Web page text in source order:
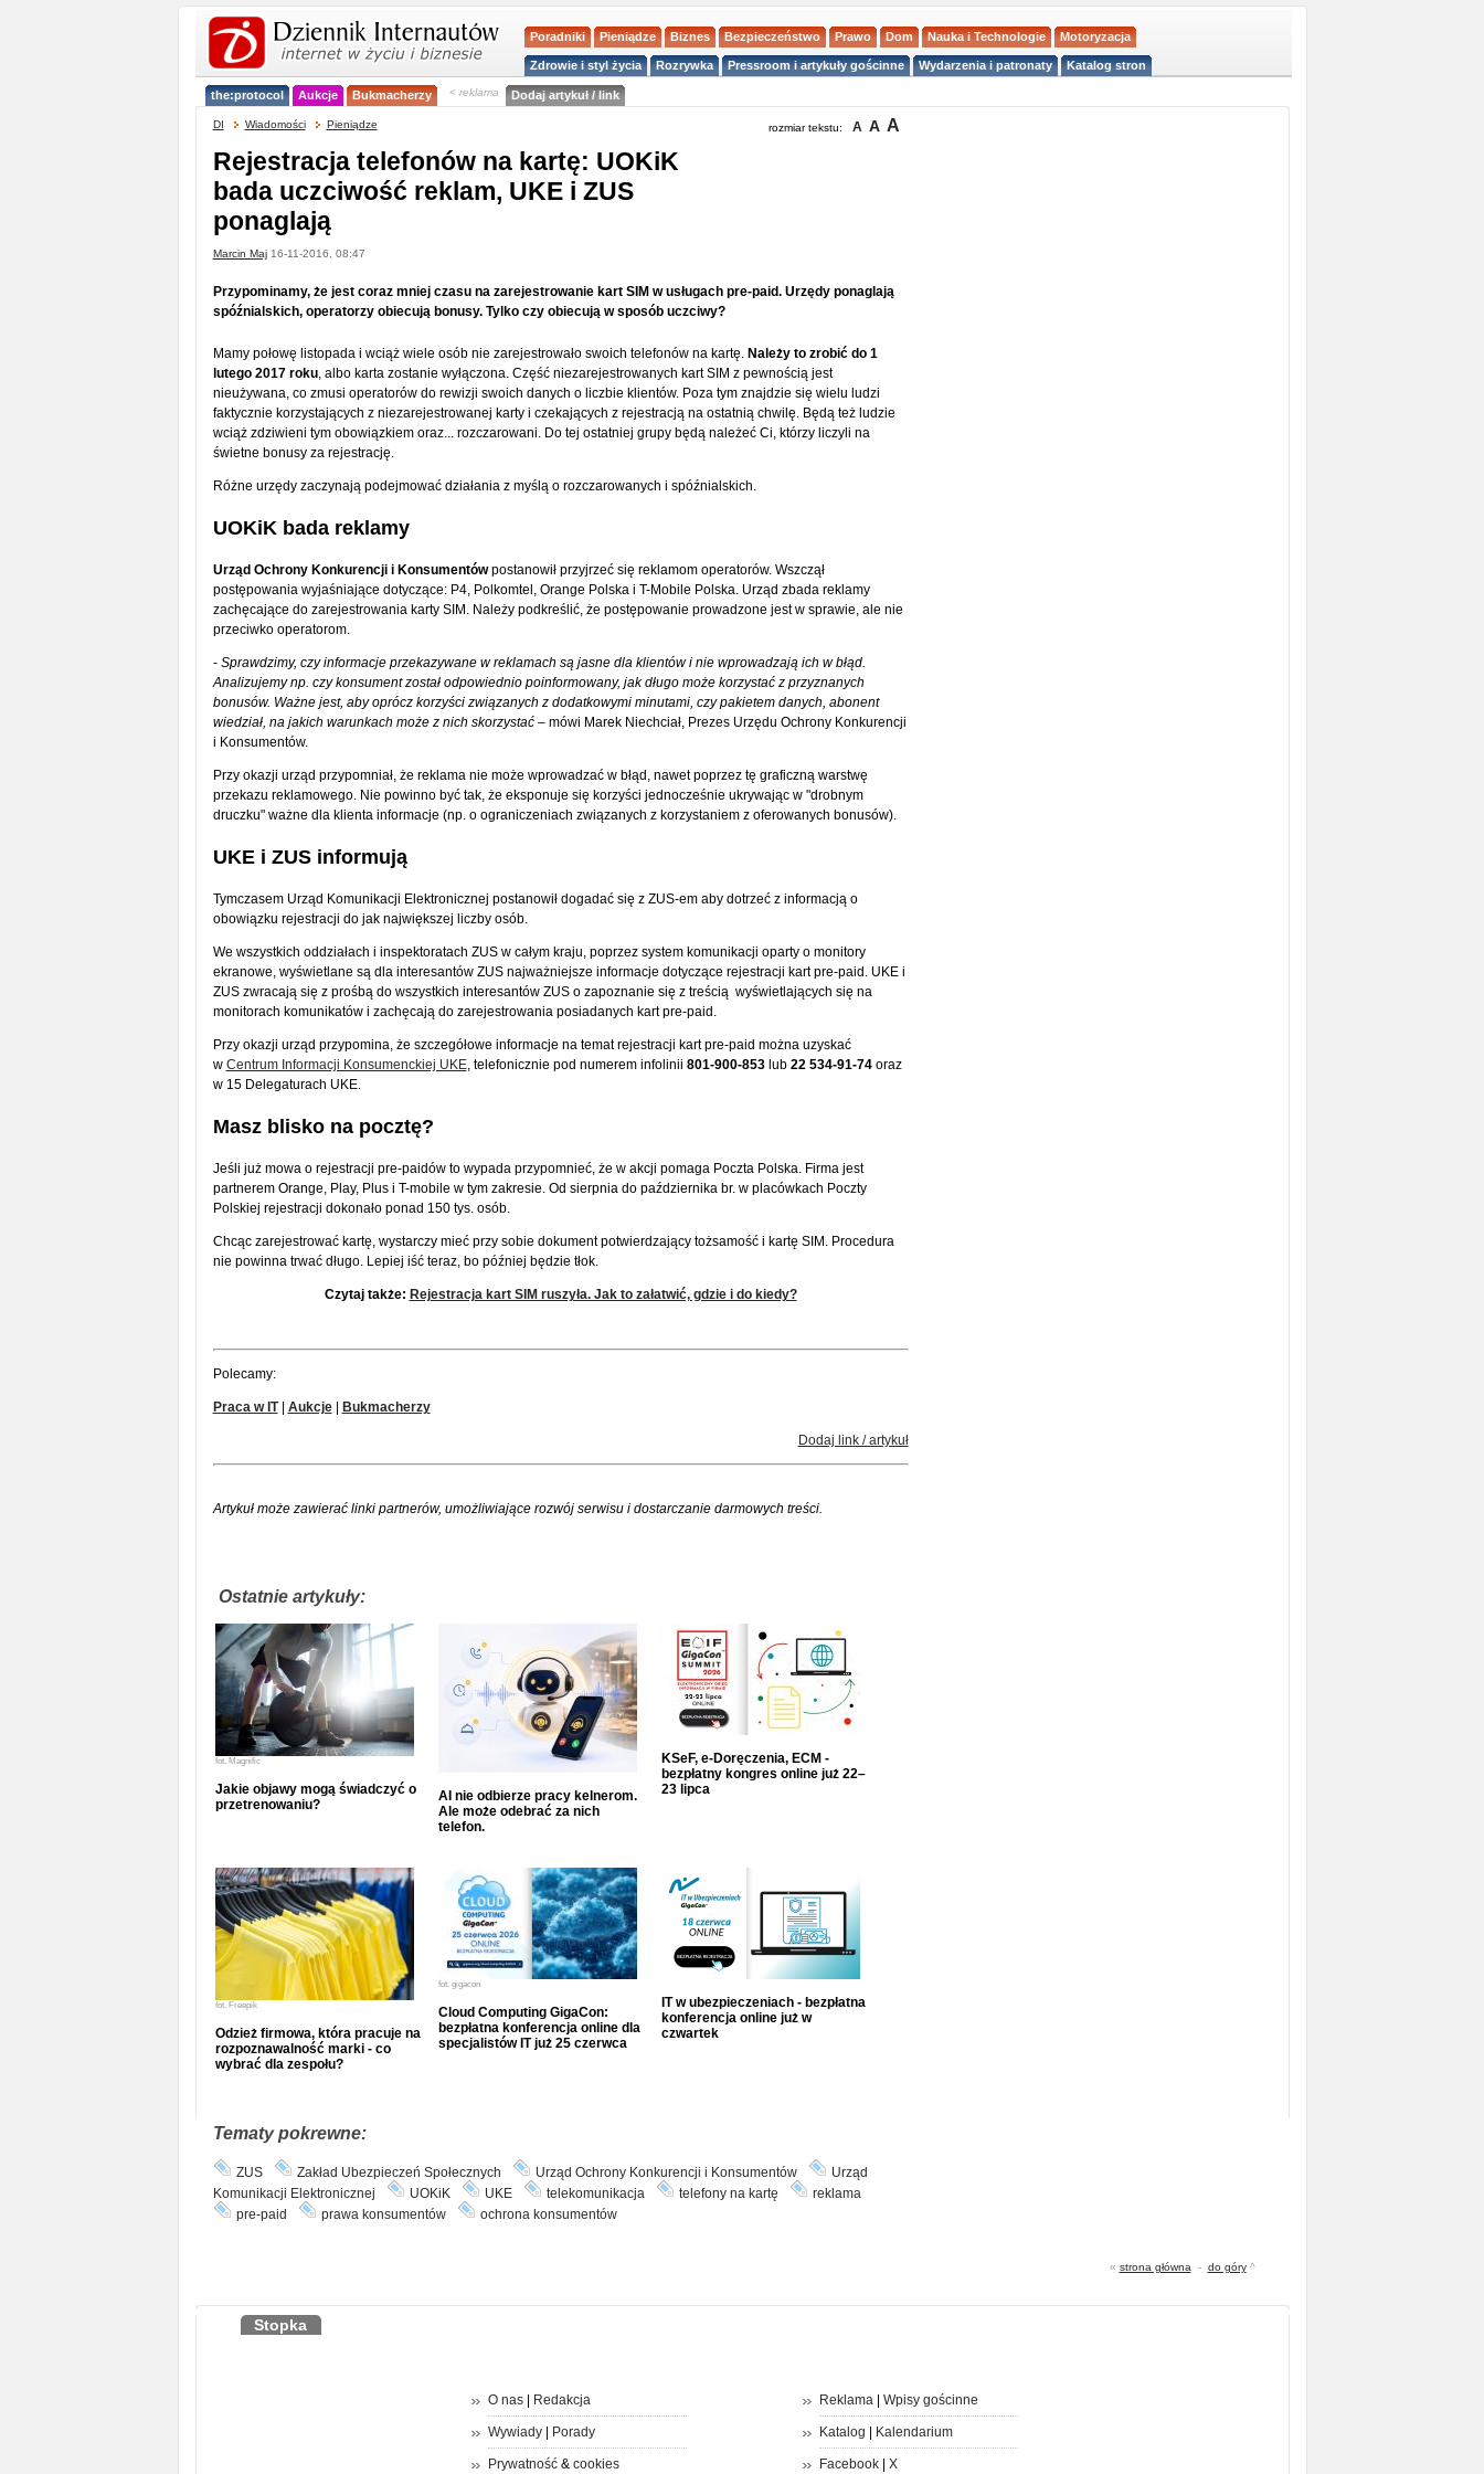
Poradniki Pieniądze Biznes Bezpieczeństwo Prawo Dom Nauka i Technologie Motoryzacja
Zdrowie i styl życia Rozrywka Pressroom i artykuły gościnne Wydarzenia i patronaty Katalog stron
the:protocol Aukcje Bukmacherzy < reklama Dodaj artykuł / link
DI Wiadomości Pieniądze rozmiar tekstu: A A A
Rejestracja telefonów na kartę: UOKiK
bada uczciwość reklam, UKE i ZUS
ponaglają
Marcin Maj16-11-2016, 08:47
Przypominamy, że jest coraz mniej czasu na zarejestrowanie kart SIM w usługach pre-paid. Urzędy ponaglają
spóźnialskich, operatorzy obiecują bonusy. Tylko czy obiecują w sposób uczciwy?
Mamy połowę listopada i wciąż wiele osób nie zarejestrowało swoich telefonów na kartę. Należy to zrobić do 1
lutego 2017 roku, albo karta zostanie wyłączona. Część niezarejestrowanych kart SIM z pewnością jest
nieużywana, co zmusi operatorów do rewizji swoich danych o liczbie klientów. Poza tym znajdzie się wielu ludzi
faktycznie korzystających z niezarejestrowanej karty i czekających z rejestracją na ostatnią chwilę. Będą też ludzie
wciąż zdziwieni tym obowiązkiem oraz... rozczarowani. Do tej ostatniej grupy będą należeć Ci, którzy liczyli na
świetne bonusy za rejestrację.
Różne urzędy zaczynają podejmować działania z myślą o rozczarowanych i spóźnialskich.
UOKiK bada reklamy
Urząd Ochrony Konkurencji i Konsumentówpostanowił przyjrzeć się reklamom operatorów. Wszczął
postępowania wyjaśniające dotyczące: P4, Polkomtel, Orange Polska i T-Mobile Polska. Urząd zbada reklamy
zachęcające do zarejestrowania karty SIM. Należy podkreślić, że postępowanie prowadzone jest w sprawie, ale nie
przeciwko operatorom.
- Sprawdzimy, czy informacje przekazywane w reklamach są jasne dla klientów i nie wprowadzają ich w błąd.
Analizujemy np. czy konsument został odpowiednio poinformowany, jak długo może korzystać z przyznanych
bonusów. Ważne jest, aby oprócz korzyści związanych z dodatkowymi minutami, czy pakietem danych, abonent
wiedział, na jakich warunkach może z nich skorzystać– mówi Marek Niechciał, Prezes Urzędu Ochrony Konkurencji
i Konsumentów.
Przy okazji urząd przypomniał, że reklama nie może wprowadzać w błąd, nawet poprzez tę graficzną warstwę
przekazu reklamowego. Nie powinno być tak, że eksponuje się korzyści jednocześnie ukrywając w "drobnym
druczku" ważne dla klienta informacje (np. o ograniczeniach związanych z korzystaniem z oferowanych bonusów).
UKE i ZUS informują
Tymczasem Urząd Komunikacji Elektronicznej postanowił dogadać się z ZUS-em aby dotrzeć z informacją o
obowiązku rejestracji do jak największej liczby osób.
We wszystkich oddziałach i inspektoratach ZUS w całym kraju, poprzez system komunikacji oparty o monitory
ekranowe, wyświetlane są dla interesantów ZUS najważniejsze informacje dotyczące rejestracji kart pre-paid. UKE i
ZUS zwracają się z prośbą do wszystkich interesantów ZUS o zapoznanie się z treścią wyświetlających się na
monitorach komunikatów i zachęcają do zarejestrowania posiadanych kart pre-paid.
Przy okazji urząd przypomina, że szczegółowe informacje na temat rejestracji kart pre-paid można uzyskać
w Centrum Informacji Konsumenckiej UKE, telefonicznie pod numerem infolinii 801-900-853lub 22 534-91-74 oraz
w 15 Delegaturach UKE.
Masz blisko na pocztę?
Jeśli już mowa o rejestracji pre-paidów to wypada przypomnieć, że w akcji pomaga Poczta Polska. Firma jest
partnerem Orange, Play, Plus i T-mobile w tym zakresie. Od sierpnia do października br. w placówkach Poczty
Polskiej rejestracji dokonało ponad 150 tys. osób.
Chcąc zarejestrować kartę, wystarczy mieć przy sobie dokument potwierdzający tożsamość i kartę SIM. Procedura
nie powinna trwać długo. Lepiej iść teraz, bo później będzie tłok.
Czytaj także: Rejestracja kart SIM ruszyła. Jak to załatwić, gdzie i do kiedy?
Polecamy:
Praca w IT| Aukcje| Bukmacherzy
Dodaj link / artykuł
Artykuł może zawierać linki partnerów, umożliwiające rozwój serwisu i dostarczanie darmowych treści.
Ostatnie artykuły:
fot. Magnific
Jakie objawy mogą świadczyć o
przetrenowaniu?
AI nie odbierze pracy kelnerom.
Ale może odebrać za nich
telefon.
KSeF, e-Doręczenia, ECM -
bezpłatny kongres online już 22–
23 lipca
fot. Freepik
Odzież firmowa, która pracuje na
rozpoznawalność marki - co
wybrać dla zespołu?
fot. gigacon
Cloud Computing GigaCon:
bezpłatna konferencja online dla
specjalistów IT już 25 czerwca
IT w ubezpieczeniach - bezpłatna
konferencja online już w
czwartek
Tematy pokrewne:
ZUS Zakład Ubezpieczeń Społecznych Urząd Ochrony Konkurencji i Konsumentów
Urząd
Komunikacji Elektronicznej
UOKiK UKE telekomunikacja telefony na kartę
reklama
pre-paid
prawa konsumentów ochrona konsumentów
« strona główna - do góry^
Stopka
O nas| Redakcja
Wywiady| Porady
Prywatność& cookies
Reklama| Wpisy gościnne
Katalog Kalendarium
Facebook| X